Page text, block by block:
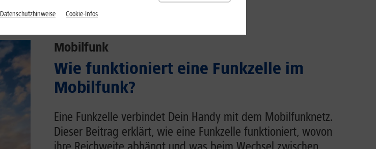
Mobilfunk
Wie funktioniert eine Funkzelle im
Mobilfunk?
Eine Funkzelle verbindet Dein Handy mit dem Mobilfunknetz.
Dieser Beitrag erklärt, wie eine Funkzelle funktioniert, wovon
Datenschutzhinweise Cookie-Infos